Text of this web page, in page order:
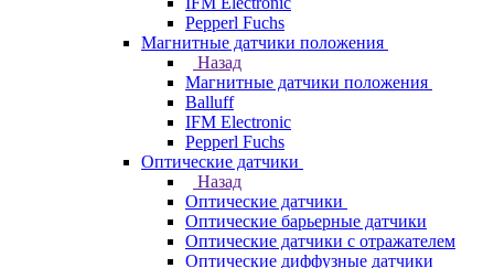
Pepperl Fuchs
Магнитные датчики положения
Назад
Магнитные датчики положения
Balluff
IFM Electronic
Pepperl Fuchs
Оптические датчики
Назад
Оптические датчики
Оптические барьерные датчики
Оптические датчики с отражателем
Оптические диффузные датчики